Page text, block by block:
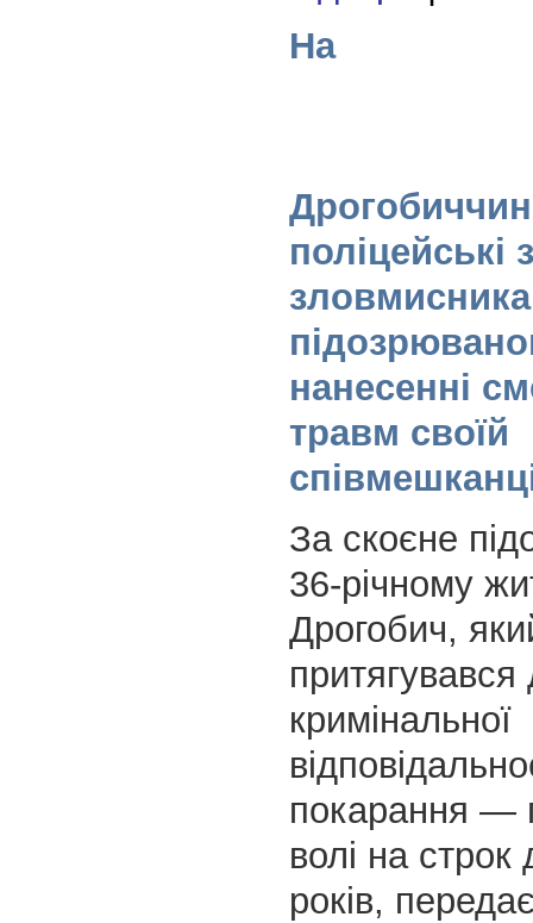
На
поліцейські
нанесенні
травм своїй
За скоєне
36-річному
Дрогобич,
притягувався
кримінальної
покарання —
волі на строк
років,